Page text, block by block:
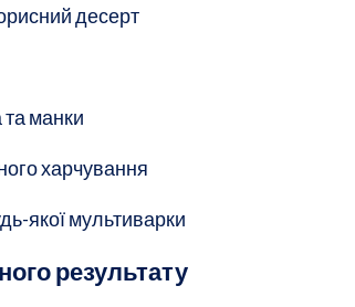
десерт
манки
харчування
якої мультиварки
результату